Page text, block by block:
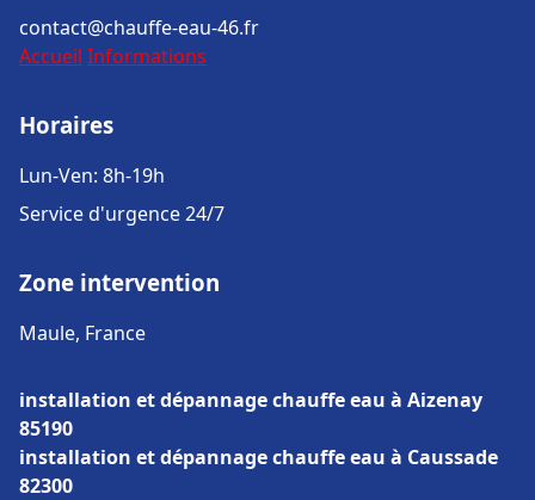
contact@chauffe-eau-46.fr
Accueil Informations
Horaires
Lun-Ven: 8h-19h
Service d'urgence 24/7
Zone intervention
Maule, France
installation et dépannage chauffe eau à Aizenay
85190
installation et dépannage chauffe eau à Caussade
82300